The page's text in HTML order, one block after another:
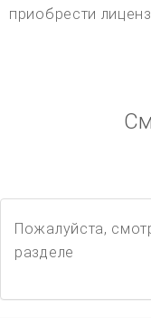
приобрести
Пожалуйста,
разделе